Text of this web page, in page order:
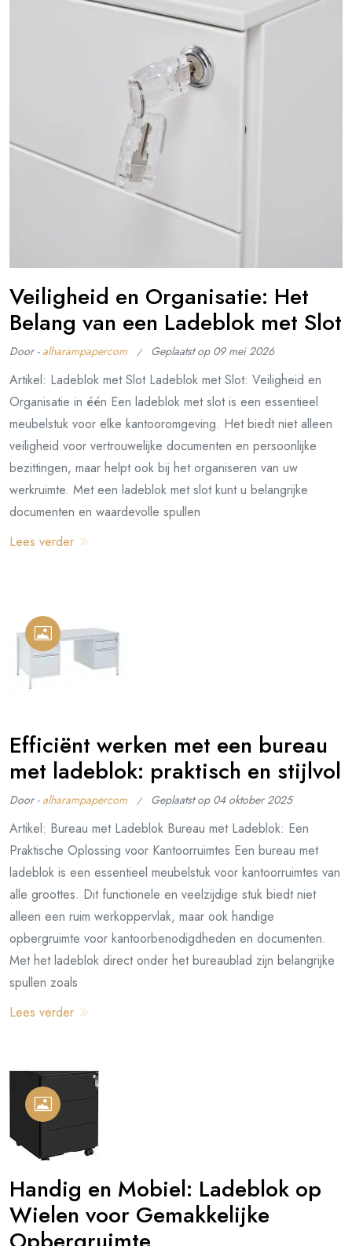
Veiligheid en Organisatie: Het
Belang van een Ladeblok met Slot
Door - alharampapercom Geplaatst op 09 mei 2026
Artikel: Ladeblok met Slot Ladeblok met Slot: Veiligheid en
Organisatie in één Een ladeblok met slot is een essentieel
meubelstuk voor elke kantooromgeving. Het biedt niet alleen
veiligheid voor vertrouwelijke documenten en persoonlijke
bezittingen, maar helpt ook bij het organiseren van uw
werkruimte. Met een ladeblok met slot kunt u belangrijke
documenten en waardevolle spullen
Lees verder
Efficiënt werken met een bureau
met ladeblok: praktisch en stijlvol
Door - alharampapercom Geplaatst op 04 oktober 2025
Artikel: Bureau met Ladeblok Bureau met Ladeblok: Een
Praktische Oplossing voor Kantoorruimtes Een bureau met
ladeblok is een essentieel meubelstuk voor kantoorruimtes van
alle groottes. Dit functionele en veelzijdige stuk biedt niet
alleen een ruim werkoppervlak, maar ook handige
opbergruimte voor kantoorbenodigdheden en documenten.
Met het ladeblok direct onder het bureaublad zijn belangrijke
spullen zoals
Lees verder
Handig en Mobiel: Ladeblok op
Wielen voor Gemakkelijke